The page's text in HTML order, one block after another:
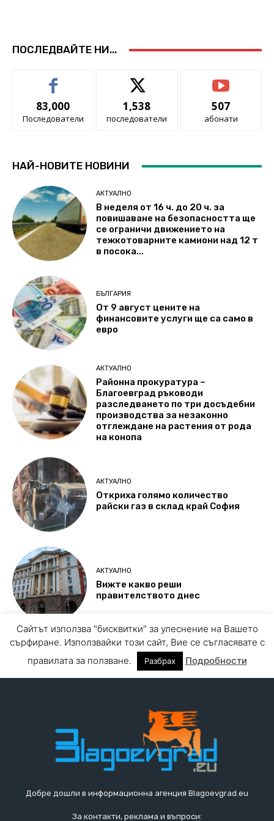
Добре дошли в информационна агенция Blagoevgrad.eu
За контакти, реклама и въпроси: